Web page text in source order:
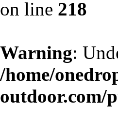
on line 218
Warning:
/home/
outdoor.com/